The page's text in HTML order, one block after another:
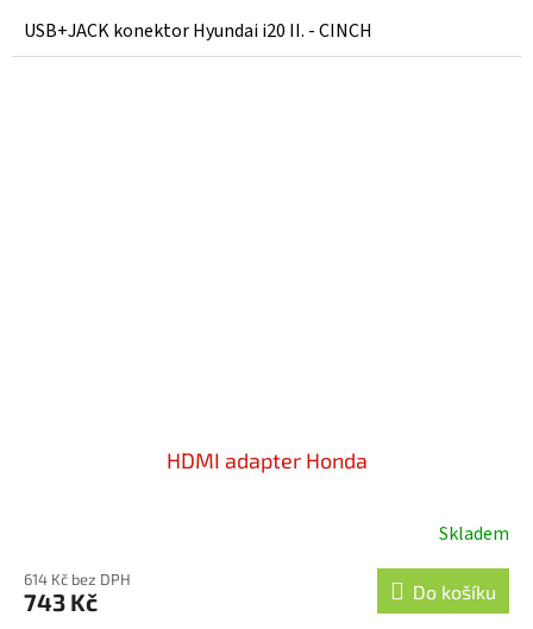
USB+JACK konektor Hyundai i20 II. - CINCH
HDMI adapter Honda
Skladem
614 Kč bez DPH
743 Kč Do košíku